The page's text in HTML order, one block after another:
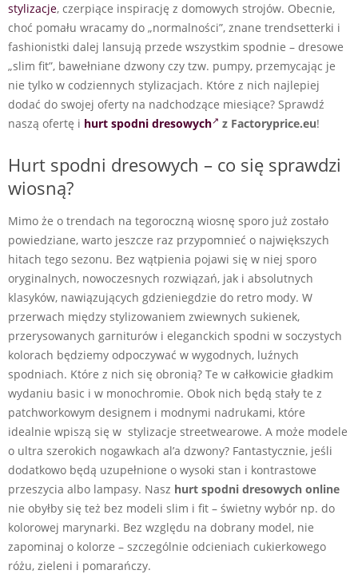
stylizacje, czerpiące inspirację z domowych strojów. Obecnie,
choć pomału wracamy do „normalności”, znane trendsetterki i
fashionistki dalej lansują przede wszystkim spodnie – dresowe
„slim fit”, bawełniane dzwony czy tzw. pumpy, przemycając je
nie tylko w codziennych stylizacjach. Które z nich najlepiej
dodać do swojej oferty na nadchodzące miesiące? Sprawdź
naszą ofertę i hurt spodni dresowych z Factoryprice.eu!
Hurt spodni dresowych – co się sprawdzi
wiosną?
Mimo że o trendach na tegoroczną wiosnę sporo już zostało
powiedziane, warto jeszcze raz przypomnieć o największych
hitach tego sezonu. Bez wątpienia pojawi się w niej sporo
oryginalnych, nowoczesnych rozwiązań, jak i absolutnych
klasyków, nawiązujących gdzieniegdzie do retro mody. W
przerwach między stylizowaniem zwiewnych sukienek,
przerysowanych garniturów i eleganckich spodni w soczystych
kolorach będziemy odpoczywać w wygodnych, luźnych
spodniach. Które z nich się obronią? Te w całkowicie gładkim
wydaniu basic i w monochromie. Obok nich będą stały te z
patchworkowym designem i modnymi nadrukami, które
idealnie wpiszą się w stylizacje streetwearowe. A może modele
o ultra szerokich nogawkach al’a dzwony? Fantastycznie, jeśli
dodatkowo będą uzupełnione o wysoki stan i kontrastowe
przeszycia albo lampasy. Nasz hurt spodni dresowych online
nie obyłby się też bez modeli slim i fit – świetny wybór np. do
kolorowej marynarki. Bez względu na dobrany model, nie
zapominaj o kolorze – szczególnie odcieniach cukierkowego
różu, zieleni i pomarańczy.